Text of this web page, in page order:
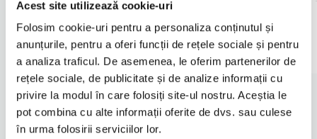
Acest site utilizează cookie-uri
Folosim cookie-uri pentru a personaliza conținutul și
anunțurile, pentru a oferi funcții de rețele sociale și pentru
a analiza traficul. De asemenea, le oferim partenerilor de
rețele sociale, de publicitate și de analize informații cu
privire la modul în care folosiți site-ul nostru. Aceștia le
pot combina cu alte informații oferite de dvs. sau culese
în urma folosirii serviciilor lor.
TATALU™ produs de Akces-MED. In documentatia
oficiala, aceasta este mentionata ca accesoriu dedicat
(TTL_506 – Travel bag) .
Pentru utilizare corecta:
Pliati complet caruciorul conform instructiunilor
producatorului.
Introduceti caruciorul in geanta fara a forta
296
Adaugă în coș
lei
Adaugă în coș
Produse Recomandate